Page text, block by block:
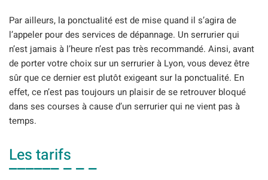
Par ailleurs, la ponctualité est de mise quand il s’agira de
l’appeler pour des services de dépannage. Un serrurier qui
n’est jamais à l’heure n’est pas très recommandé. Ainsi, avant
de porter votre choix sur un serrurier à Lyon, vous devez être
sûr que ce dernier est plutôt exigeant sur la ponctualité. En
effet, ce n’est pas toujours un plaisir de se retrouver bloqué
dans ses courses à cause d’un serrurier qui ne vient pas à
temps.
Les tarifs